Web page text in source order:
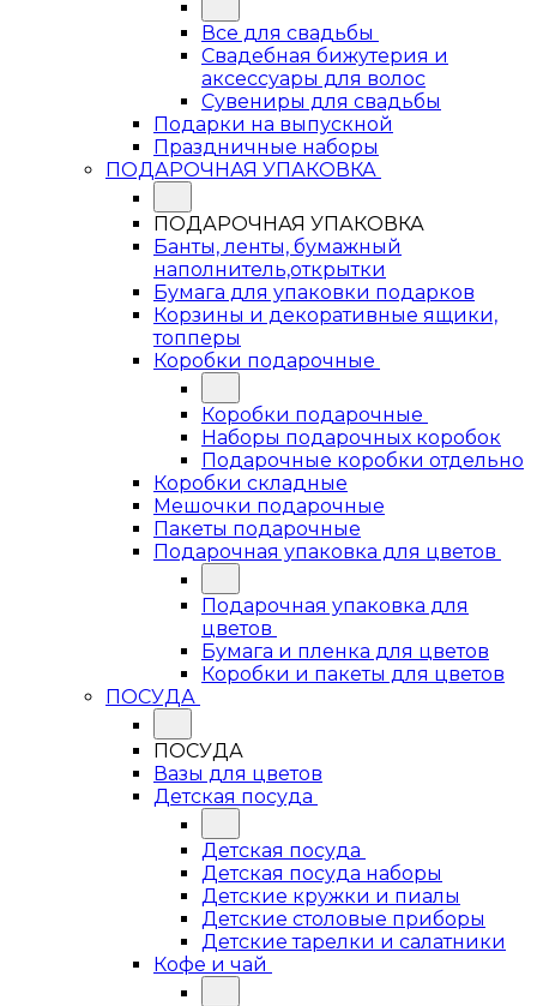
Все для свадьбы
Свадебная бижутерия и
аксессуары для волос
Сувениры для свадьбы
Подарки на выпускной
Праздничные наборы
ПОДАРОЧНАЯ УПАКОВКА
ПОДАРОЧНАЯ УПАКОВКА
Банты, ленты, бумажный
наполнитель,открытки
Бумага для упаковки подарков
Корзины и декоративные ящики,
топперы
Коробки подарочные
Коробки подарочные
Наборы подарочных коробок
Подарочные коробки отдельно
Коробки складные
Мешочки подарочные
Пакеты подарочные
Подарочная упаковка для цветов
Подарочная упаковка для
цветов
Бумага и пленка для цветов
Коробки и пакеты для цветов
ПОСУДА
ПОСУДА
Вазы для цветов
Детская посуда
Детская посуда
Детская посуда наборы
Детские кружки и пиалы
Детские столовые приборы
Детские тарелки и салатники
Кофе и чай